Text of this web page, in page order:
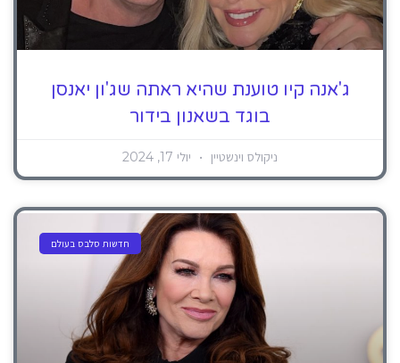
ג'אנה קיו טוענת שהיא ראתה שג'ון יאנסן
בוגד בשאנון בידור
ניקולס וינשטיין יולי 17, 2024
חדשות סלבס בעולם